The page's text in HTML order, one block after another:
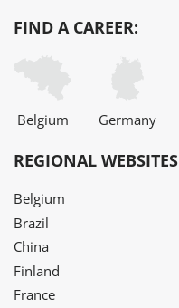
FIND A CAREER:
Belgium Germany
REGIONAL WEBSITES
Belgium
Brazil
China
Finland
France